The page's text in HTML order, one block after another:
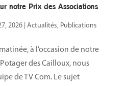
notre Prix des Associations
2026| Actualités, Publications
à l’occasion de notre
des Cailloux, nous
de TV Com. Le sujet